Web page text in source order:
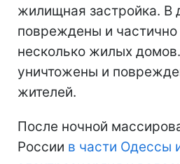
жилищная застройка. В
повреждены и
несколько жилых
уничтожены и
жителей.
После ночной
России в части Одессы